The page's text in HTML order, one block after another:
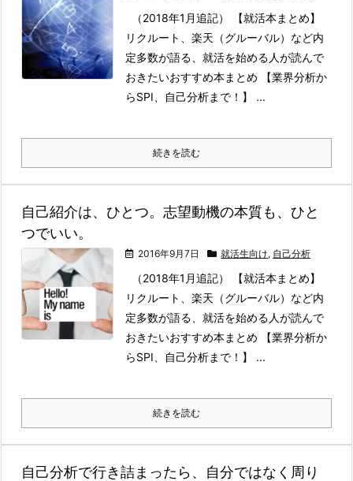
（2018年1月追記） 【就活本まとめ】
リクルート、楽天（グルーバル）など内
定多数が語る、就活を始める人が読んで
おきたいおすすめ本まとめ 【業界分析か
らSPI、自己分析まで！】 ...
続きを読む
自己紹介は、ひとつ。志望動機の本質も、ひと
つでいい。
2016年9月7日 就活生向け, 自己分析
（2018年1月追記） 【就活本まとめ】
リクルート、楽天（グルーバル）など内
定多数が語る、就活を始める人が読んで
おきたいおすすめ本まとめ 【業界分析か
らSPI、自己分析まで！】 ...
続きを読む
自己分析で行き詰まったら、自分ではなく周り